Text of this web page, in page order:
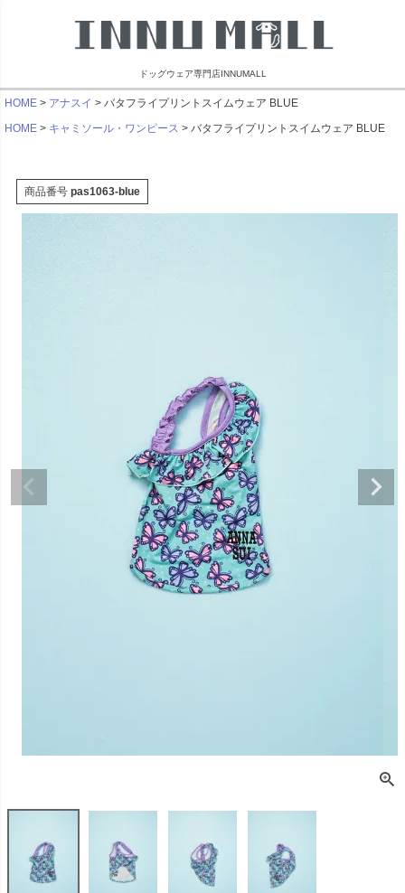
ドッグウェア専門店INNUMALL
HOME アナスイ
バタフライプリントスイムウェア BLUE
HOME
キャミソール・ワンピース バタフライプリントスイムウェア BLUE
を見る
ビーチェホリック
スーパーベー君 クー
ルプラスタンクトッ
プ GREEN
販売価格 ¥3,025税込
詳細を見る
ライフライク
寝そべりアニマルト
レーナー ゼブラ
販売価格
〜
詳細を見る
〜
詳細を
商品番号 pas1063-blue